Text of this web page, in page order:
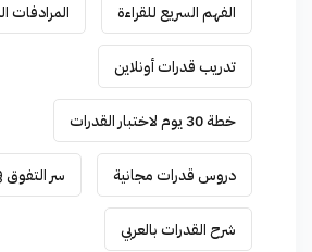
الفهم السريع للقراءة المرادفات
تدريب قدرات أونلاين
خطة 30 يوم لاختبار القدرات
دروس قدرات مجانية سر التفوق
شرح القدرات بالعربي